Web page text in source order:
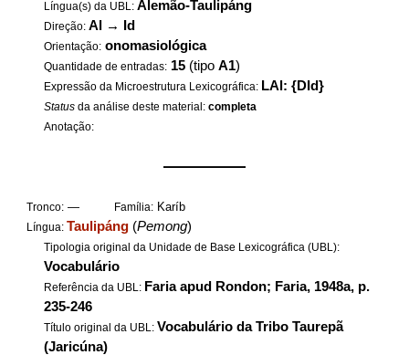
Língua(s) da UBL:Alemão-Taulipáng
Direção:Al → Id
Orientação: onomasiológica
Quantidade de entradas: 15 (tipoA1)
Expressão da Microestrutura Lexicográfica: LAl: {DId}
Status da análise deste material:completa
Anotação:
——————
Tronco: — Família: Karíb
Língua: Taulipáng (Pemong)
Tipologia original da Unidade de Base Lexicográfica (UBL):
Vocabulário
Referência da UBL: Faria apud Rondon; Faria, 1948a, p.
235-246
Título original da UBL: Vocabulário da Tribo Taurepã
(Jaricúna)